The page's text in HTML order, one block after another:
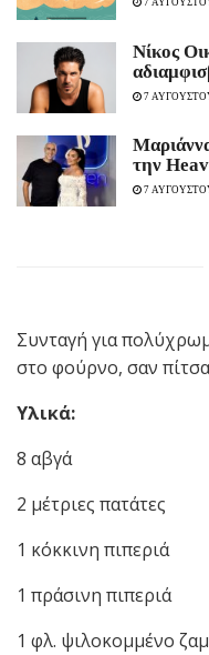
7
Νίκος
7
την
7
Συνταγή για
στο φούρνο, σαν
Υλικά:
8 αβγά
2 μέτριες πατάτες
1 κόκκινη πιπεριά
1 πράσινη πιπεριά
1 φλ. ψιλοκομμένο